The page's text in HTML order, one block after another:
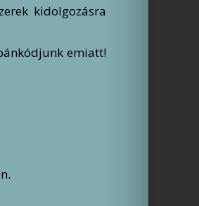
kidolgozásra
emiatt!